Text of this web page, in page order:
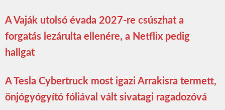
A Vaják utolsó évada 2027-re csúszhat a
forgatás lezárulta ellenére, a Netflix pedig
hallgat
A Tesla Cybertruck most igazi Arrakisra termett,
önjógyógyító fóliával vált sivatagi ragadozóvá